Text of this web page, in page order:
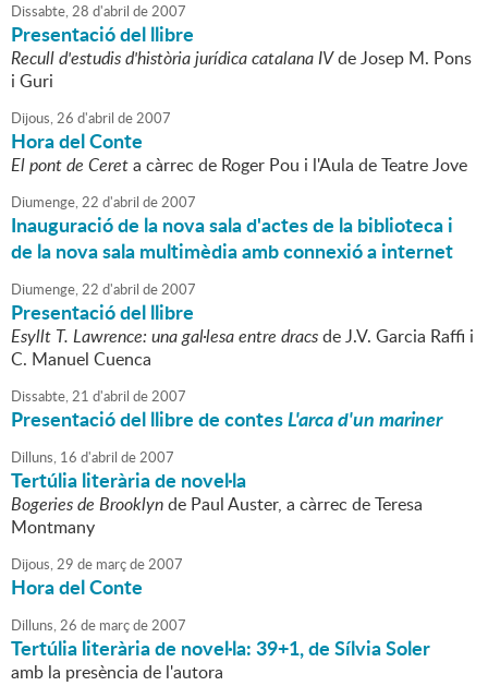
Dissabte,28 d'abril de2007
Presentació del llibre
Recull d'estudis d'història jurídica catalana IVde Josep M. Pons
i Guri
Dijous,26 d'abril de2007
Hora del Conte
El pont de Cereta càrrec de Roger Pou i l'Aula de Teatre Jove
Diumenge,22 d'abril de2007
Inauguració de la nova sala d'actes de la biblioteca i
de la nova sala multimèdia amb connexió a internet
Diumenge,22 d'abril de2007
Presentació del llibre
Esyllt T. Lawrence: una gal·lesa entre dracsde J.V. Garcia Raffi i
C. Manuel Cuenca
Dissabte,21 d'abril de2007
Presentació del llibre de contesL'arca d'un mariner
Dilluns, 16 d'abril de2007
Tertúlia literària de novel·la
Bogeries de Brooklynde Paul Auster, a càrrec de Teresa
Montmany
Dijous,29 de marçde2007
Hora del Conte
Dilluns,26 de marçde2007
Tertúlia literària de novel·la: 39+1, de Sílvia Soler
amb la presència de l'autora